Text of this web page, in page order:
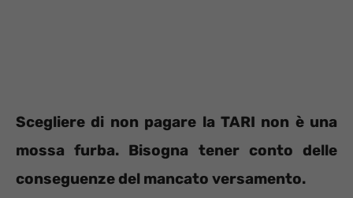
Scegliere di non pagare la TARI non è una
mossa furba. Bisogna tener conto delle
conseguenze del mancato versamento.